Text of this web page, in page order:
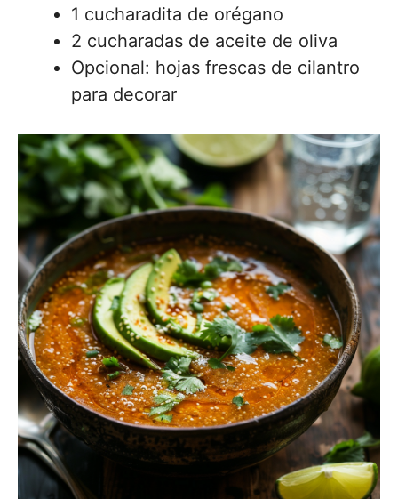
1 cucharadita de orégano
2 cucharadas de aceite de oliva
Opcional: hojas frescas de cilantro
para decorar